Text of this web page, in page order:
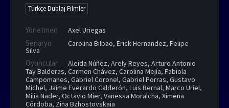
Türkçe Dublaj Filmler
Yönetmen Axel Uriegas
Senaryo Carolina Bilbao, Erick Hernandez, Felipe
Silva
Oyuncular Aleida Núñez, Arely Reyes, Arturo Antonio
Tay Balderas, Carmen Chávez, Carolina Mejía, Fabiola
Campomanes, Gabriel Coronel, Gabriel Porras, Gustavo
Michel, Jaime Everardo Calderón, Luis Bernal, Marco Uriel,
Milia Nader, Octavio Mier, Vanessa Moralcha, Ximena
Córdoba, Zina Bzhostovskaia